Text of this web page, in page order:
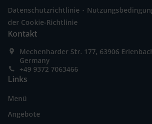
Datenschutzrichtlinie .
der Cookie-Richtlinie
Kontakt
Mechenharder Str. 177, 63906
Germany
+49 9372 7063466
Links
Menü
Angebote